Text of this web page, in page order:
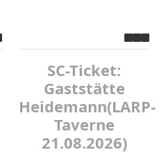
SC-Ticket:
Gaststätte
Heidemann(LARP-
Taverne
21.08.2026)